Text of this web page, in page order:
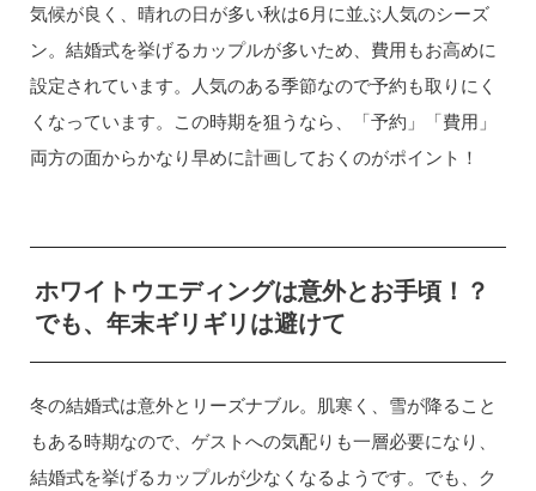
気候が良く、晴れの日が多い秋は6月に並ぶ人気のシーズ
ン。結婚式を挙げるカップルが多いため、費用もお高めに
設定されています。人気のある季節なので予約も取りにく
くなっています。この時期を狙うなら、「予約」「費用」
両方の面からかなり早めに計画しておくのがポイント！
ホワイトウエディングは意外とお手頃！？
でも、年末ギリギリは避けて
冬の結婚式は意外とリーズナブル。肌寒く、雪が降ること
もある時期なので、ゲストへの気配りも一層必要になり、
結婚式を挙げるカップルが少なくなるようです。でも、ク